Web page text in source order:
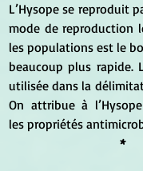
L’Hysope se reproduit
mode de reproduction
les populations est le
beaucoup plus rapide.
utilisée dans la
On attribue à
les propriétés
*